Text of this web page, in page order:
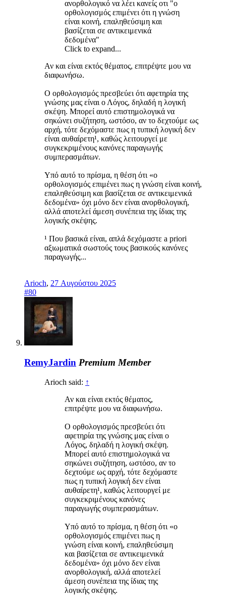
ανορθολογικό να λέει κανείς οτι "ο
ορθολογισμός επιμένει ότι η γνώση
είναι κοινή, επαληθεύσιμη και
βασίζεται σε αντικειμενικά
δεδομένα"
Click to expand...
Αν και είναι εκτός θέματος, επιτρέψτε μου να
διαφωνήσω.
Ο ορθολογισμός πρεσβεύει ότι αφετηρία της
γνώσης μας είναι ο Λόγος, δηλαδή η λογική
σκέψη. Μπορεί αυτό επιστημολογικά να
σηκώνει συζήτηση, ωστόσο, αν το δεχτούμε ως
αρχή, τότε δεχόμαστε πως η τυπική λογική δεν
είναι αυθαίρετη¹, καθώς λειτουργεί με
συγκεκριμένους κανόνες παραγωγής
συμπερασμάτων.
Υπό αυτό το πρίσμα, η θέση ότι «ο
ορθολογισμός επιμένει πως η γνώση είναι κοινή,
επαληθεύσιμη και βασίζεται σε αντικειμενικά
δεδομένα» όχι μόνο δεν είναι ανορθολογική,
αλλά αποτελεί άμεση συνέπεια της ίδιας της
λογικής σκέψης.
¹ Που βασικά είναι, απλά δεχόμαστε a priori
αξιωματικά σωστούς τους βασικούς κανόνες
παραγωγής...
Arioch, 27 Αυγούστου 2025
#80
RemyJardin Premium Member
Arioch said: ↑
Αν και είναι εκτός θέματος,
επιτρέψτε μου να διαφωνήσω.
Ο ορθολογισμός πρεσβεύει ότι
αφετηρία της γνώσης μας είναι ο
Λόγος, δηλαδή η λογική σκέψη.
Μπορεί αυτό επιστημολογικά να
σηκώνει συζήτηση, ωστόσο, αν το
δεχτούμε ως αρχή, τότε δεχόμαστε
πως η τυπική λογική δεν είναι
αυθαίρετη¹, καθώς λειτουργεί με
συγκεκριμένους κανόνες
παραγωγής συμπερασμάτων.
Υπό αυτό το πρίσμα, η θέση ότι «ο
ορθολογισμός επιμένει πως η
γνώση είναι κοινή, επαληθεύσιμη
και βασίζεται σε αντικειμενικά
δεδομένα» όχι μόνο δεν είναι
ανορθολογική, αλλά αποτελεί
άμεση συνέπεια της ίδιας της
λογικής σκέψης.